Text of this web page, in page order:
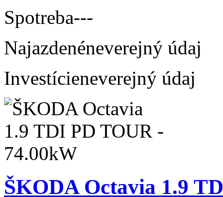
Spotreba---
Najazdenéneverejný údaj
Investícieneverejný údaj
ŠKODA Octavia 1.9